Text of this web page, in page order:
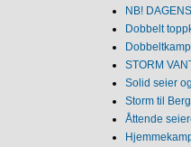
NB!
Dobbelt
STORM
Solid seier
Storm til
Åttende